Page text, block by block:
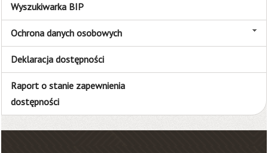
Wyszukiwarka BIP
Ochrona danych osobowych
Deklaracja dostępności
Raport o stanie zapewnienia
dostępności